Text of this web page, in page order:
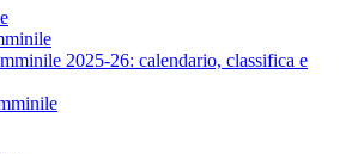
2025-26: calendario, classifica e